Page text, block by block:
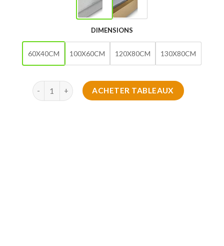
DIMENSIONS
60X40CM 100X60CM 120X80CM 130X80CM
quantité de Tableau d'Élégance en Couleurs
ACHETER TABLEAUX